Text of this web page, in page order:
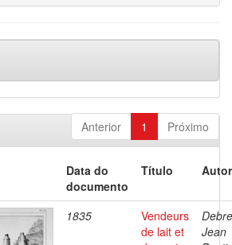
Anterior 1 Próximo
Data do
documento
Título
1835
Vendeurs
de lait et
Jean